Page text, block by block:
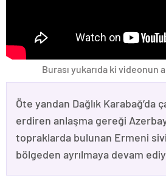
Burası yukarıda ki videonun
Öte yandan Dağlık Karabağ’da
erdiren anlaşma gereği
topraklarda bulunan Ermeni
bölgeden ayrılmaya devam